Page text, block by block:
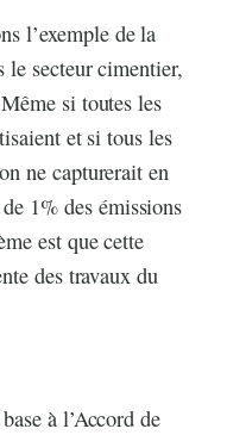
l’exemple de la
le secteur cimentier,
si toutes les
et si tous les
ne capturerait en
1% des émissions
est que cette
des travaux du
à l’Accord de